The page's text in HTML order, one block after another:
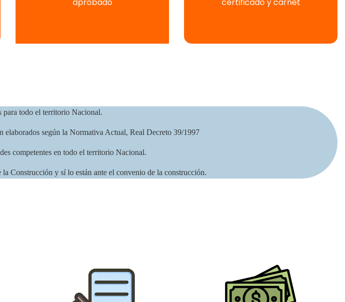
para todo el territorio Nacional.
elaborados según la Normativa Actual, Real Decreto 39/1997
competentes en todo el territorio Nacional.
Construcción y sí lo están ante el convenio de la construcción.